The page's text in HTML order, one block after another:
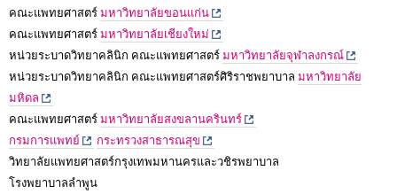
คณะแพทยศาสตร์มหาวิทยาลัยขอนแก่น
คณะแพทยศาสตร์มหาวิทยาลัยเชียงใหม่
หน่วยระบาดวิทยาคลินิก คณะแพทยศาสตร์มหาวิทยาลัยจุฬาลงกรณ์
หน่วยระบาดวิทยาคลินิก คณะแพทยศาสตร์ศิริราชพยาบาล มหาวิทยาลัย
มหิดล
คณะแพทยศาสตร์มหาวิทยาลัยสงขลานครินทร์
กรมการแพทย์
กระทรวงสาธารณสุข
วิทยาลัยแพทยศาสตร์กรุงเทพมหานครและวชิรพยาบาล
โรงพยาบาลลำพูน